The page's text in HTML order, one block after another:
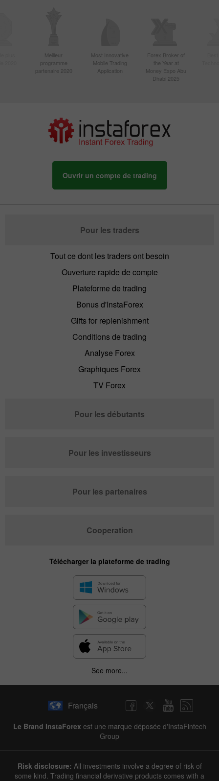
Meilleur
programme
partenaire 2020
Most Innovative
Mobile Trading
Application
Forex Broker of
the Year at
Money Expo Abu
Dhabi 2025
Ouvrir un compte de trading
Pour les traders
Tout ce dont les traders ont besoin
Ouverture rapide de compte
Plateforme de trading
Bonus d'InstaForex
Gifts for replenishment
Conditions de trading
Analyse Forex
Graphiques Forex
TV Forex
Pour les débutants
Pour les investisseurs
Pour les partenaires
Cooperation
Télécharger la plateforme de trading
See more...
Français
Le Brand InstaForex est une marque déposée d'InstaFintech
Group
Risk disclosure: All investments involve a degree of risk of
some kind. Trading financial derivative products comes with a